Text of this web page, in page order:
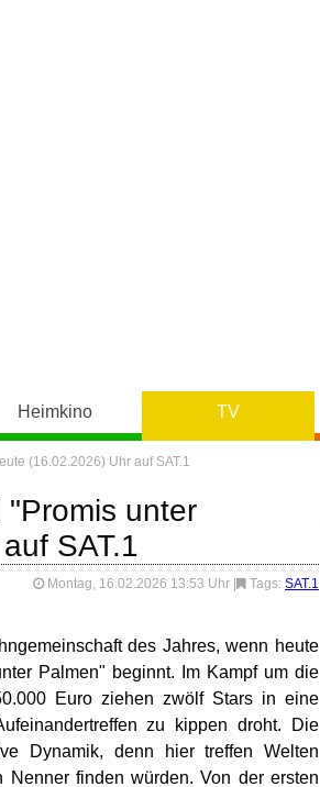
Heimkino TV
(16.02.2026) Uhr auf SAT.1
unter
SAT.1
Montag, 16.02.2026 13:53 Uhr Tags: SAT.1
des Jahres, wenn heute
Palmen" beginnt. Im Kampf um die
Euro ziehen zwölf Stars in eine
zu kippen droht. Die
Dynamik, denn hier treffen Welten
finden würden. Von der ersten